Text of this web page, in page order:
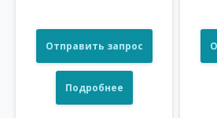
Отправить запрос
Подробнее